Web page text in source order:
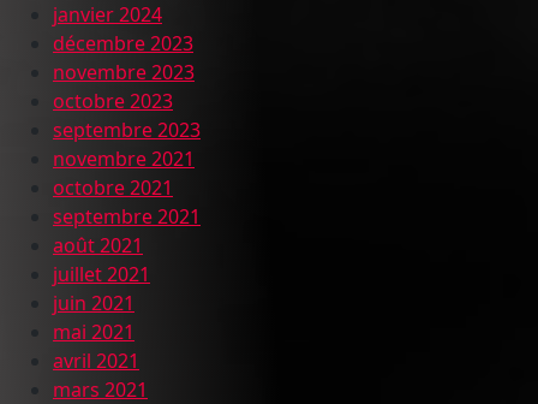
janvier 2024
décembre 2023
novembre 2023
octobre 2023
septembre 2023
novembre 2021
octobre 2021
septembre 2021
août 2021
juillet 2021
juin 2021
mai 2021
avril 2021
mars 2021